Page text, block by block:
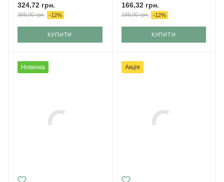
324,72 грн.
369,00грн. -12%
КУПИТИ
166,32грн.
189,00грн. -12%
КУПИТИ
Новинка Акція